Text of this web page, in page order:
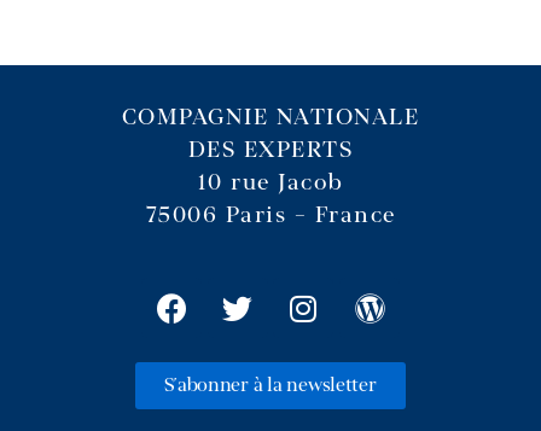
COMPAGNIE NATIONALE
DES EXPERTS
10 rue Jacob
75006 Paris – France
S'abonner à la newsletter